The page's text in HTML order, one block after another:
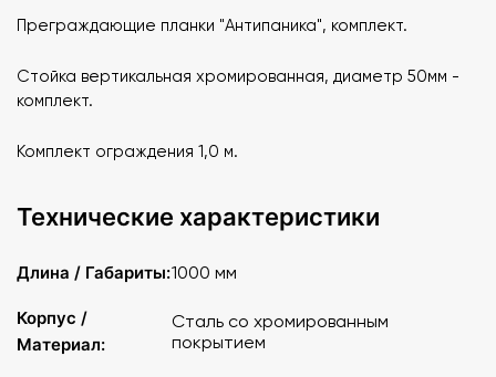
Преграждающие планки "Антипаника", комплект.
Стойка вертикальная хромированная, диаметр 50мм -
комплект.
Комплект ограждения 1,0 м.
Технические характеристики
Длина / Габариты:1000 мм
Корпус /
Материал:
Сталь со хромированным
покрытием